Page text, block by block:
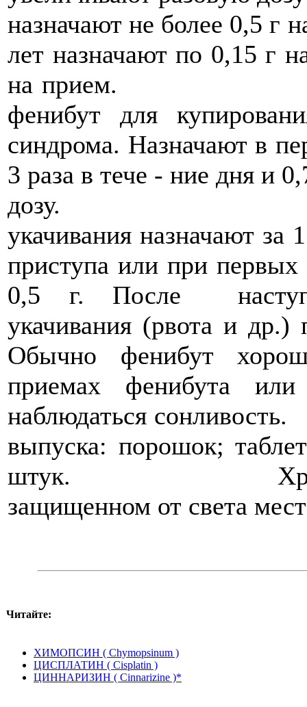
назначают не более
лет назначают по 0,15 г
на прием.
фенибут для
синдрома. Назначают в
3 раза в тече - ние дня и
дозу. Для
укачивания назначают за
приступа или при
0,5 г. После
укачивания (рвота и
Обычно фенибут
приемах фенибута
наблюдаться
выпуска: порошок;
штук. Хранение:
защищенном от света
Читайте:
ХИМОПСИН ( Сhуmорsinum )
ЦИСПЛАТИН ( Сisplatin )
ЦИННАРИЗИН ( Сinnarizinе )*